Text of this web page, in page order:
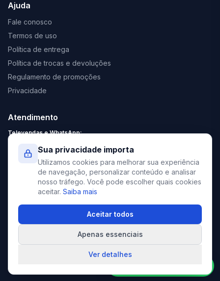
Ajuda
Fale conosco
Termos de uso
Política de entrega
Política de trocas e devoluções
Regulamento de promoções
Privacidade
Atendimento
Televendas e WhatsApp:
Sábado: 9:00 - 13:00
contato@elevato.com.br
+55 51 4042-9413
Elevato. Todos os direitos reservados.
Sua privacidade importa
Utilizamos cookies para melhorar sua experiência
de navegação, personalizar conteúdo e analisar
nosso tráfego. Você pode escolher quais cookies
aceitar. Saiba mais
Aceitar todos
Apenas essenciais
Ver detalhes